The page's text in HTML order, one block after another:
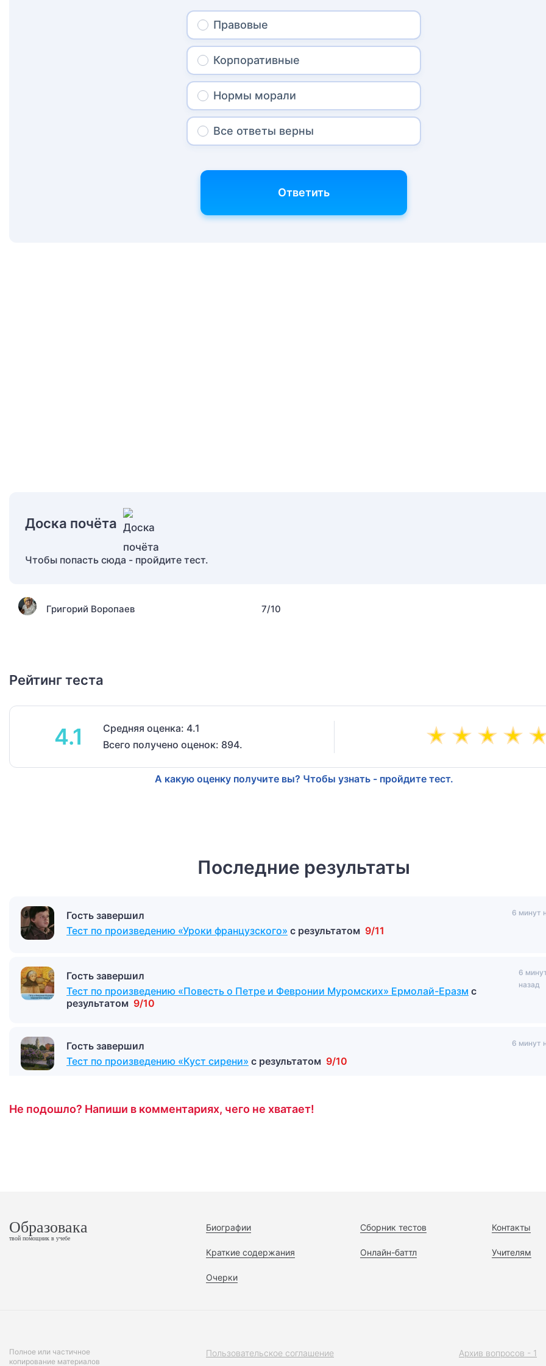
Правовые
Корпоративные
Нормы морали
Все ответы верны
Ответить
Доска почёта
Чтобы попасть сюда - пройдите тест.
Григорий Воропаев 7/10
Рейтинг теста
4.1
Средняя оценка: 4.1
Всего получено оценок: 894.
А какую оценку получите вы? Чтобы узнать - пройдите тест.
Последние результаты
Гость завершил
Тест по произведению «Уроки французского» с результатом 9/11
6 минут
Гость завершил
Тест по произведению «Повесть о Петре и Февронии Муромских» Ермолай-Еразм с
результатом 9/10
6
назад
Гость завершил
Тест по произведению «Куст сирени» с результатом 9/10
6 минут
Не подошло? Напиши в комментариях, чего не хватает!
Образовака
твой помощник в учебе
Биографии
Краткие содержания
Очерки
Сборник тестов
Онлайн-баттл
Контакты
Учителям
Полное или частичное
копирование материалов
Пользовательское соглашение
Архив вопросов - 1